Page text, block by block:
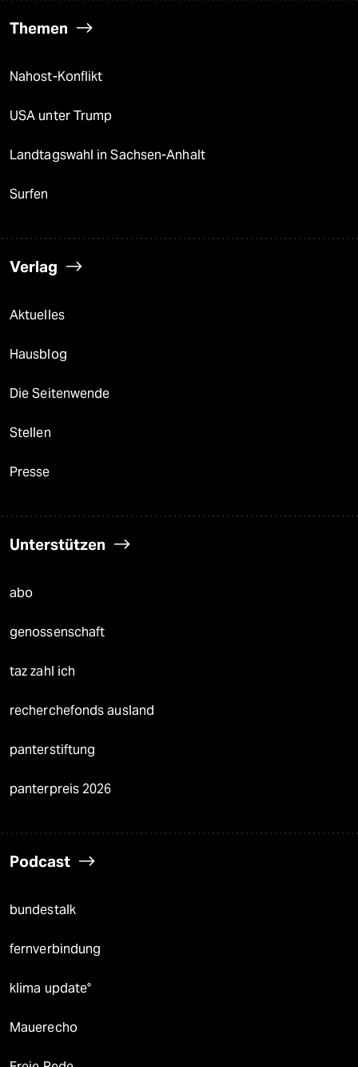
Themen
Nahost-Konflikt
USA unter Trump
Landtagswahl in Sachsen-Anhalt
Surfen
Verlag
Aktuelles
Hausblog
Die Seitenwende
Stellen
Presse
Unterstützen
abo
genossenschaft
taz zahl ich
recherchefonds ausland
panterstiftung
panterpreis 2026
Podcast
bundestalk
fernverbindung
klima update°
Mauerecho